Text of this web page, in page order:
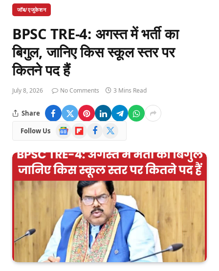
जॉब/एजुकेशन
BPSC TRE-4: अगस्त में भर्ती का
बिगुल, जानिए किस स्कूल स्तर पर
कितने पद हैं
July 8, 2026 No Comments 3 Mins Read
Share
Follow Us
Google
News
FlipboardFacebook